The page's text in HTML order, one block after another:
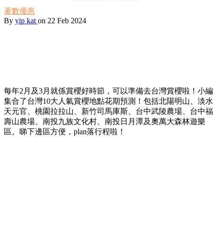
著數優惠
By yip kat on 22 Feb 2024
每年2月及3月就係賞櫻好時節，可以準備去台灣賞櫻啦！小編
集合了台灣10大人氣賞櫻地點花期預測！包括北陽明山、淡水
天元官、桃園拉拉山、新竹司馬庫斯、台中武陵農場、台中福
壽山農場、南投九族文化村、南投日月潭及奧萬大森林遊樂
區。睇下邊區方便，plan落行程啦！